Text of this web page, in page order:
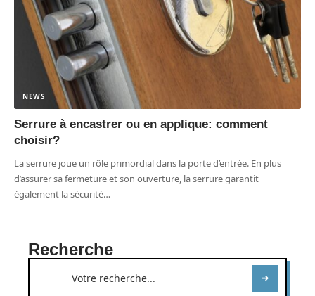
NEWS
Serrure à encastrer ou en applique: comment
choisir?
La serrure joue un rôle primordial dans la porte d’entrée. En plus
d’assurer sa fermeture et son ouverture, la serrure garantit
également la sécurité…
Recherche